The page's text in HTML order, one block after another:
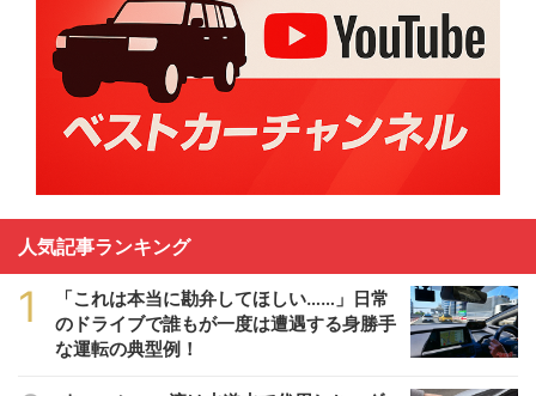
人気記事ランキング
1
「これは本当に勘弁してほしい……」日常
のドライブで誰もが一度は遭遇する身勝手
な運転の典型例！